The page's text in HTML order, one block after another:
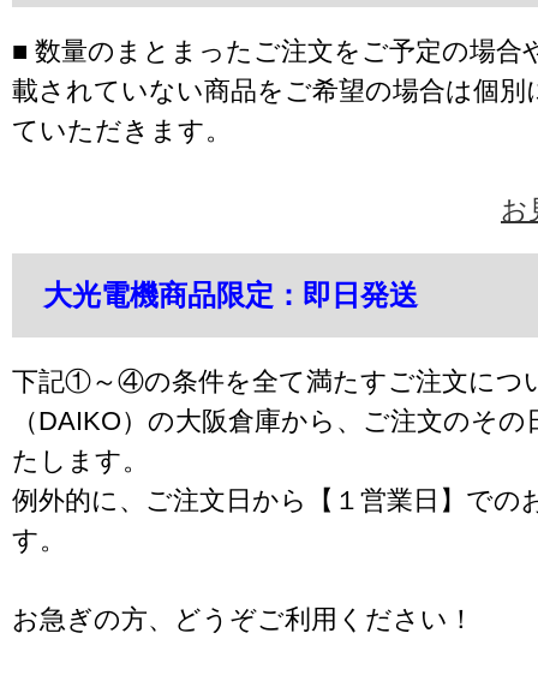
■ 数量のまとまったご注文をご予定の場合
載されていない商品をご希望の場合は個別
ていただきます。
お
大光電機商品限定：即日発送
下記①～④の条件を全て満たすご注文につ
（DAIKO）の大阪倉庫から、ご注文のそ
たします。
例外的に、ご注文日から【１営業日】での
す。
お急ぎの方、どうぞご利用ください！